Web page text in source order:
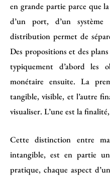
en grande partie parce que
d’un port, d’un
distribution permet de
Des propositions et des
typiquement d’abord les
monétaire ensuite. La
tangible, visible, et l’autre
visualiser. L’une est la
Cette distinction entre
intangible, est en partie
pratique, chaque aspect